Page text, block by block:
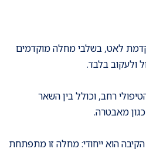
לאט, בשלבי מחלה מוקדמים
ולעקוב בלבד.
רחב, וכולל בין השאר
כגון מאבטרה.
הוא ייחודי: מחלה זו מתפתחת